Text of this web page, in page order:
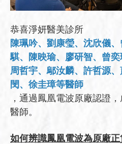
恭喜淨妍醫美診所
陳珮吟、劉康瑩、沈欣儀
騏、陳映瑜、廖研智、曾奕
周哲宇、鄔汝麟、許哲源
閔、徐圭璋等醫師
，通過鳳凰電波原廠認證
醫師。
如何辨識鳳凰電波為原廠正